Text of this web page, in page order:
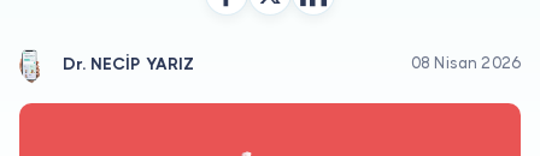
Dr. NECİP YARIZ 08 Nisan 2026